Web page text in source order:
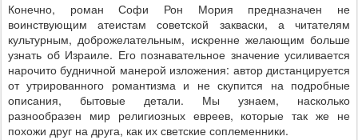
Конечно, роман Софи Рон Мория предназначен не
воинствующим атеистам советской закваски, а читателям
культурным, доброжелательным, искренне желающим больше
узнать об Израиле. Его познавательное значение усиливается
нарочито будничной манерой изложения: автор дистанцируется
от утрированного романтизма и не скупится на подробные
описания, бытовые детали. Мы узнаем, насколько
разнообразен мир религиозных евреев, которые так же не
похожи друг на друга, как их светские соплеменники.